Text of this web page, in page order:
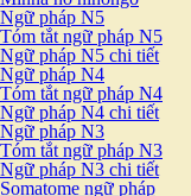
Ngữ pháp N5
Tóm tắt ngữ pháp N5
Ngữ pháp N5 chi tiết
Ngữ pháp N4
Tóm tắt ngữ pháp N4
Ngữ pháp N4 chi tiết
Ngữ pháp N3
Tóm tắt ngữ pháp N3
Ngữ pháp N3 chi tiết
Somatome ngữ pháp